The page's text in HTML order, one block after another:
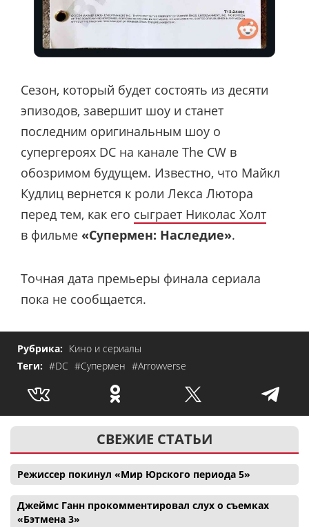
Сезон, который будет состоять из десяти
эпизодов, завершит шоу и станет
последним оригинальным шоу о
супергероях DC на канале The CW в
обозримом будущем. Известно, что Майкл
Кудлиц вернется к роли Лекса Лютора
перед тем, как его сыграет Николас Холт
в фильме «Супермен: Наследие».
Точная дата премьеры финала сериала
пока не сообщается.
Рубрика: Кино и сериалы
Теги: #DC #Супермен #Arrowverse
СВЕЖИЕ СТАТЬИ
Режиссер покинул «Мир Юрского периода 5»
Джеймс Ганн прокомментировал слух о съемках
«Бэтмена 3»